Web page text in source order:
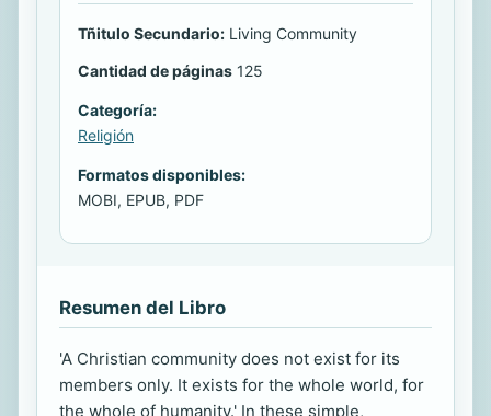
Tñitulo Secundario: Living Community
Cantidad de páginas 125
Categoría:
Religión
Formatos disponibles:
MOBI, EPUB, PDF
Resumen del Libro
'A Christian community does not exist for its
members only. It exists for the whole world, for
the whole of humanity.' In these simple,